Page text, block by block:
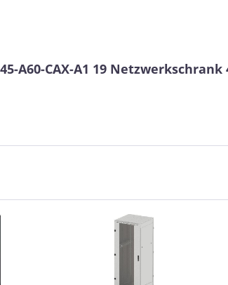
A60-CAX-A1 19 Netzwerkschrank